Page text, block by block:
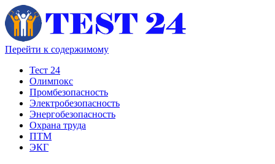
Перейти к содержимому
Тест 24
Олимпокс
Промбезопасность
Электробезопасность
Энергобезопасность
Охрана труда
ПТМ
ЭКГ